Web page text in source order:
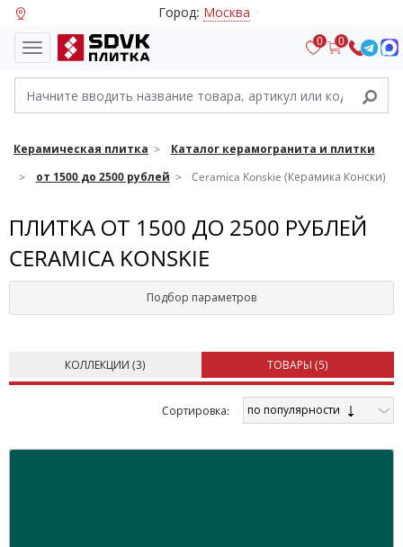
Город: Москва
0 0
Керамическая плитка
Каталог керамогранита и плитки
от 1500 до 2500 рублей
Ceramica Konskie (Керамика Конски)
ПЛИТКА ОТ 1500 ДО 2500 РУБЛЕЙ
CERAMICA KONSKIE
Подбор параметров
КОЛЛЕКЦИИ (3) ТОВАРЫ (5)
Cортировка: по популярности